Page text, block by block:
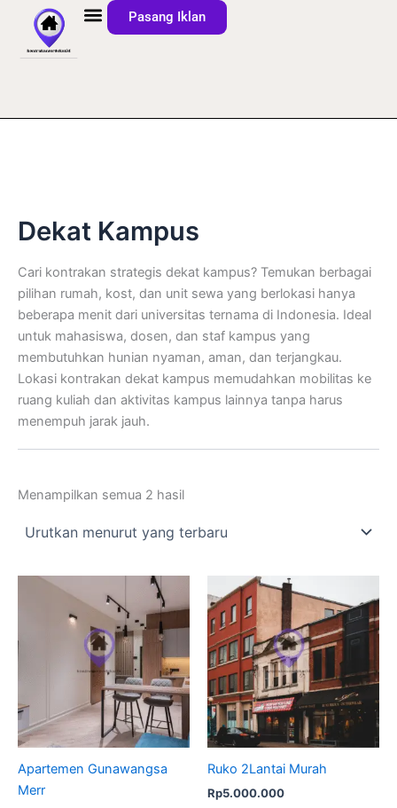
Lewati
konten
Pasang Iklan
Dekat Kampus
Cari kontrakan strategis dekat kampus? Temukan berbagai
pilihan rumah, kost, dan unit sewa yang berlokasi hanya
beberapa menit dari universitas ternama di Indonesia. Ideal
untuk mahasiswa, dosen, dan staf kampus yang
membutuhkan hunian nyaman, aman, dan terjangkau.
Lokasi kontrakan dekat kampus memudahkan mobilitas ke
ruang kuliah dan aktivitas kampus lainnya tanpa harus
menempuh jarak jauh.
Menampilkan semua 2 hasil
Diurutkan
menurut
Apartemen Gunawangsa
Merr
Ruko 2Lantai Murah
Rp5.000.000